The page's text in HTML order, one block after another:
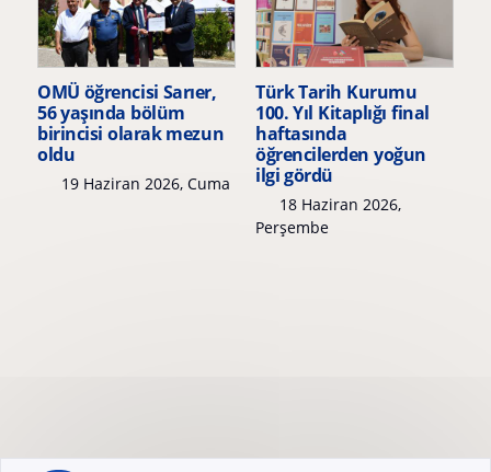
OMÜ öğrencisi Sarıer,
56 yaşında bölüm
birincisi olarak mezun
oldu
19 Haziran 2026, Cuma
Türk Tarih Kurumu
100. Yıl Kitaplığı final
haftasında
öğrencilerden yoğun
ilgi gördü
18 Haziran 2026,
Perşembe